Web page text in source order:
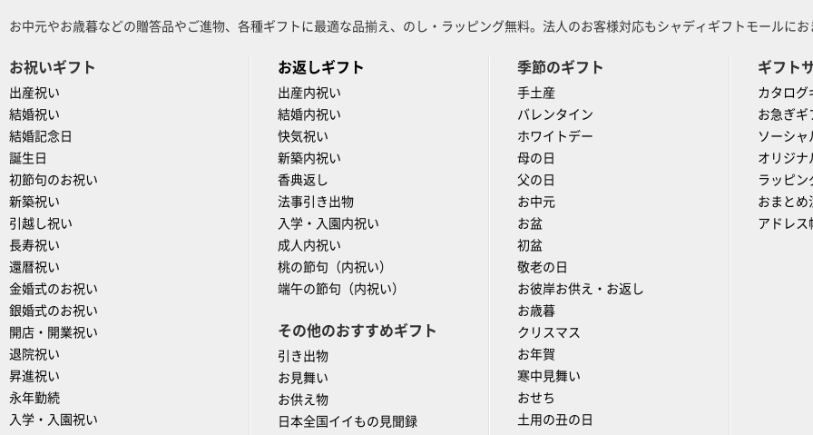
お中元やお歳暮などの贈答品やご進物、各種ギフトに最適な品揃え、のし・ラッピング無料。法人のお客様対応もシャディギフトモールにお
お祝いギフト
出産祝い
結婚祝い
結婚記念日
誕生日
初節句のお祝い
新築祝い
引越し祝い
長寿祝い
還暦祝い
金婚式のお祝い
銀婚式のお祝い
開店・開業祝い
退院祝い
昇進祝い
永年勤続
入学・入園祝い
お返しギフト
出産内祝い
結婚内祝い
快気祝い
新築内祝い
香典返し
法事引き出物
入学・入園内祝い
成人内祝い
桃の節句（内祝い）
端午の節句（内祝い）
その他のおすすめギフト
引き出物
お見舞い
お供え物
日本全国イイもの見聞録
季節のギフト
手土産
バレンタイン
ホワイトデー
母の日
父の日
お中元
お盆
初盆
敬老の日
お彼岸お供え・お返し
お歳暮
クリスマス
お年賀
寒中見舞い
おせち
土用の丑の日
ギフト
カタログ
お急ぎギ
ソーシャ
オリジナ
ラッピン
おまとめ
アドレス